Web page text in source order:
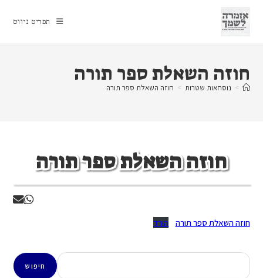
content
תפריט ניווט
חוזה השאלת ספר תורה
> נוסחאות שטרות > חוזה השאלת ספר תורה
חוזה השאלת ספר תורה
חוזה השאלת ספר תורה הורד
חיפוש
חיפוש